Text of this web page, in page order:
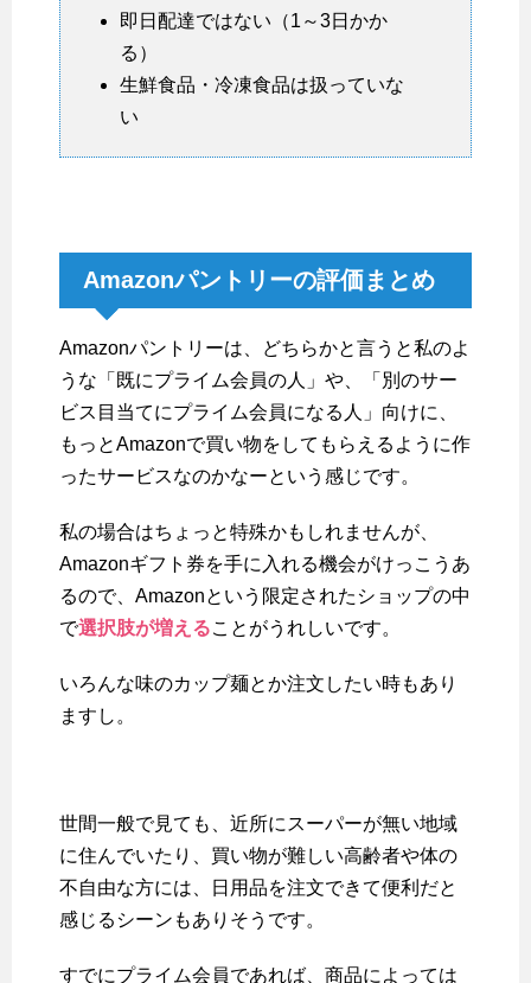
即日配達ではない（1～3日かか
る）
生鮮食品・冷凍食品は扱っていな
い
Amazonパントリーの評価まとめ
Amazonパントリーは、どちらかと言うと私のよ
うな「既にプライム会員の人」や、「別のサー
ビス目当てにプライム会員になる人」向けに、
もっとAmazonで買い物をしてもらえるように作
ったサービスなのかなーという感じです。
私の場合はちょっと特殊かもしれませんが、
Amazonギフト券を手に入れる機会がけっこうあ
るので、Amazonという限定されたショップの中
で選択肢が増えることがうれしいです。
いろんな味のカップ麺とか注文したい時もあり
ますし。
世間一般で見ても、近所にスーパーが無い地域
に住んでいたり、買い物が難しい高齢者や体の
不自由な方には、日用品を注文できて便利だと
感じるシーンもありそうです。
すでにプライム会員であれば、商品によっては